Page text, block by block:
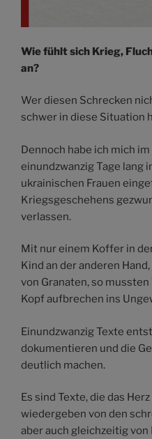
Wie fühlt sich Krieg,
an?
Wer diesen Schrecken
schwer in diese Situation
Dennoch habe ich mich
einundzwanzig Tage lang
ukrainischen Frauen
Kriegsgeschehens
verlassen.
Mit nur einem Koffer in
Kind an der anderen
von Granaten, so
Kopf aufbrechen ins
Einundzwanzig Texte
dokumentieren und die
deutlich machen.
Es sind Texte, die das
wiedergeben von den
aber auch gleichzeitig